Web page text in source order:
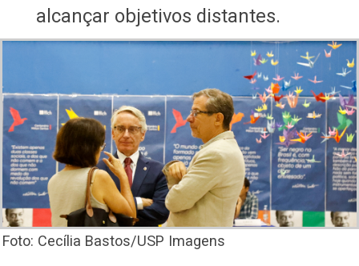
alcançar objetivos distantes.
Foto: Cecília Bastos/USP Imagens